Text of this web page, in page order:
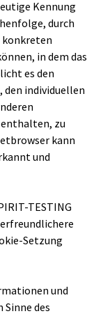
Kennung
durch
konkreten
in dem das
es den
den individuellen
zu
kann
und
TESTING
Setzung
und
des